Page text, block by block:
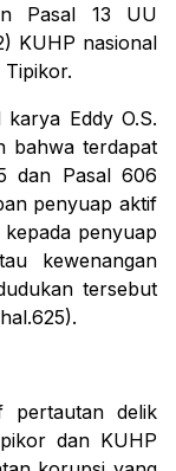
Pasal 13 UU
KUHP nasional
Tipikor.
Eddy O.S.
bahwa terdapat
dan Pasal 606
penyuap aktif
penyuap
kewenangan
tersebut
pertautan delik
dan KUHP